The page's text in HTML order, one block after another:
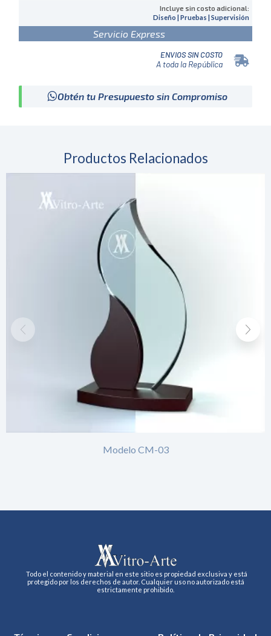
Incluye sin costo adicional:
Diseño | Pruebas | Supervisión
Servicio Express
ENVIOS SIN COSTO
A toda la República
Obtén tu Presupuesto sin Compromiso
Productos Relacionados
Modelo CM-03
Todo el contenido y material en este sitio es propiedad exclusiva y está
protegido por los derechos de autor. Cualquier uso no autorizado está
estrictamente prohibido.